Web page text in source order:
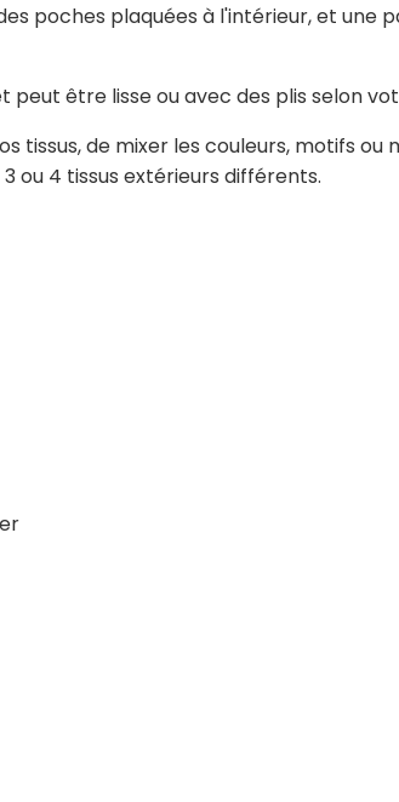
poches plaquées à l'intérieur, et une
être lisse ou avec des plis selon
de mixer les couleurs, motifs ou
ou 4 tissus extérieurs différents.